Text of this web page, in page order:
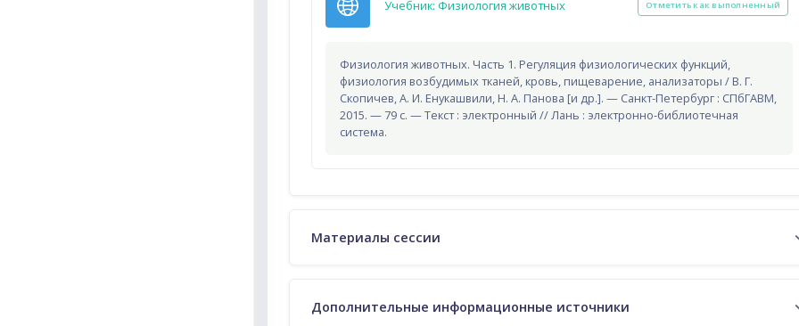
Учебник: Физиология животных Отметить как выполненный
Физиология животных. Часть 1. Регуляция физиологических функций,
физиология возбудимых тканей, кровь, пищеварение, анализаторы / В. Г.
Скопичев, А. И. Енукашвили, Н. А. Панова [и др.]. — Санкт-Петербург : СПбГАВМ,
2015. — 79 с. — Текст : электронный // Лань : электронно-библиотечная
система.
Материалы сессии
Дополнительные информационные источники